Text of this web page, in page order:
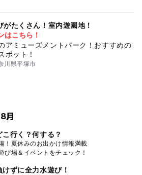
たくさん！室内遊園地！
はこちら！
アミューズメントパーク！おすすめの
ポット！
川県平塚市
月
こ行く？何する？
！夏休みのお出かけ情報満載
び場＆イベントをチェック！
けずに全力水遊び！